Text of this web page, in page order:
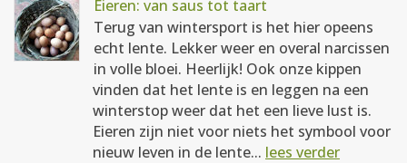
Eieren: van saus tot taart
Terug van wintersport is het hier opeens
echt lente. Lekker weer en overal narcissen
in volle bloei. Heerlijk! Ook onze kippen
vinden dat het lente is en leggen na een
winterstop weer dat het een lieve lust is.
Eieren zijn niet voor niets het symbool voor
nieuw leven in de lente... lees verder